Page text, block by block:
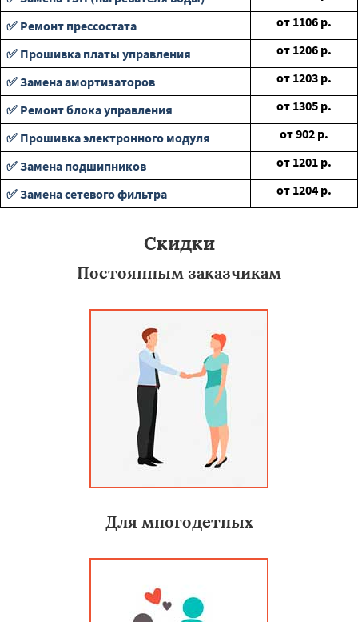
✅ Ремонт прессостата
от 1106 р.
✅ Прошивка платы управления
от 1206 р.
✅ Замена амортизаторов
от 1203 р.
✅ Ремонт блока управления
от 1305 р.
✅ Прошивка электронного модуля
от902 р.
✅ Замена подшипников
от 1201 р.
✅ Замена сетевого фильтра
от 1204 р.
Скидки
Постоянным заказчикам
Для многодетных